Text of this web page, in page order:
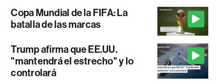
Copa Mundial de la FIFA: La
batalla de las marcas
Trump afirma que EE.UU.
"mantendrá el estrecho" y lo
controlará